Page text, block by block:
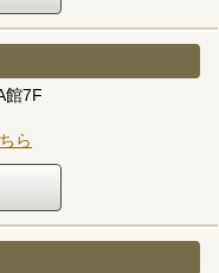
館7F
ら